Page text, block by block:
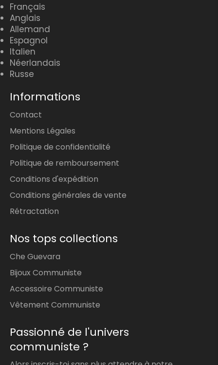
Français
Anglais
Allemand
Espagnol
Italien
Néerlandais
Russe
Informations
Contact
Mentions Légales
Politique de confidentialité
Politique de remboursement
Conditions d'expédition
Conditions générales de vente
Rétractation
Nos tops collections
Che Guevara
Bijoux Communiste
Accessoire Communiste
Vêtement Communiste
Passionné de l'univers
communiste ?